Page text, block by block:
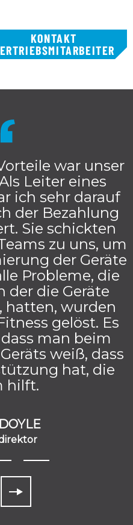
KONTAKT
war unser
Leiter eines
ich sehr darauf
der Bezahlung
Sie schickten
zu uns, um
der Geräte
Probleme, die
der die Geräte
hatten, wurden
gelöst. Es
man beim
weiß, dass
hat, die
hilft.